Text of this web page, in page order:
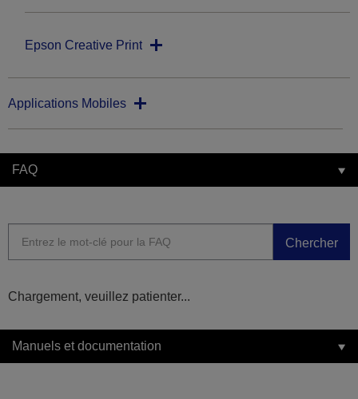
Epson Creative Print
Applications Mobiles
FAQ
Chercher
Chargement, veuillez patienter...
Manuels et documentation